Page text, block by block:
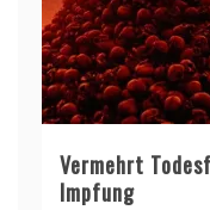
Vermehrt
Impfung